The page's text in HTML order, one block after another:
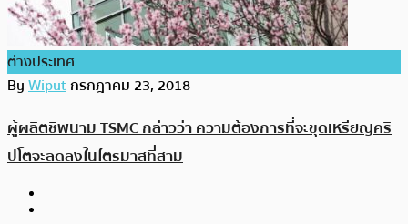
ต่างประเทศ
ByWiputกรกฎาคม 23, 2018
ผู้ผลิตชิพนาม TSMC กล่าวว่า ความต้องการที่จะขุดเหรียญคริ
ปโตจะลดลงในไตรมาสที่สาม